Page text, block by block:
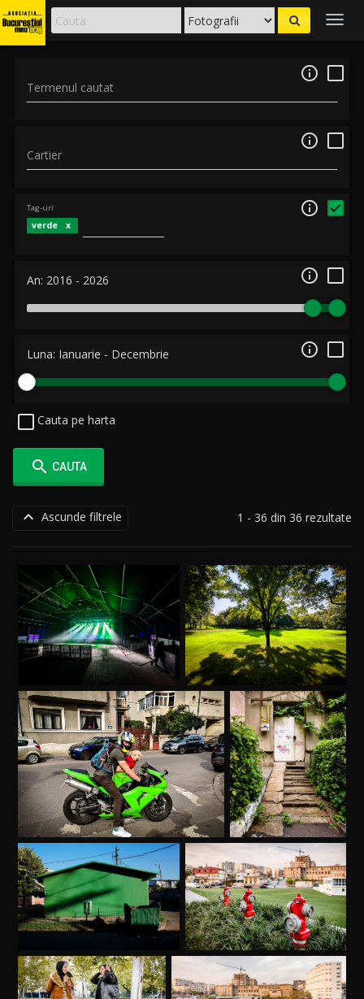
Termenul cautat

Cartier

verde
Tag-uri 
An: 2016 - 2026 
Luna: Ianuarie - Decembrie 
Cauta pe harta
 CAUTA
 Ascunde filtrele 1 - 36 din 36 rezultate